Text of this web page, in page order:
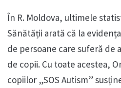
În R. Moldova, ultimele
Sănătății arată că la
de persoane care suferă de
de copii. Cu toate acestea,
copiilor „SOS Autism”